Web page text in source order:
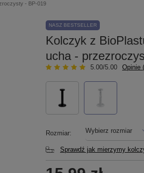
- BP-019
NASZ BESTSELLER
Kolczyk z
ucha -
5.00/5.00 Opinie
Rozmiar Wybierz rozmiar
Sprawdź jak mierzymy